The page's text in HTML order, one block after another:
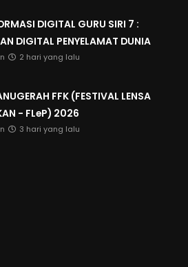
DIGITAL GURU SIRI 7 :
DIGITAL PENYELAMAT DUNIA
2 hari yang lalu
FFK (FESTIVAL LENSA
- FLeP) 2026
3 hari yang lalu